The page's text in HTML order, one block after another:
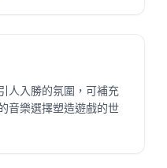
人入勝的氛圍，可補充
音樂選擇塑造遊戲的世